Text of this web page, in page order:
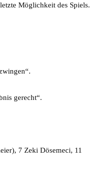
Möglichkeit des Spiels.
gerecht“.
7 Zeki Dösemeci, 11